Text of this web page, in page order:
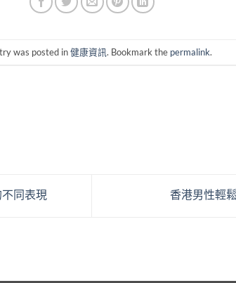
was posted in健康資訊. Bookmark the permalink.
同表現 香港男性輕